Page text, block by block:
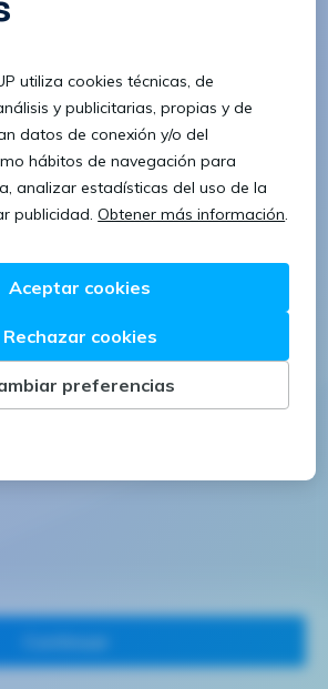
1 letra minúscula
1 número